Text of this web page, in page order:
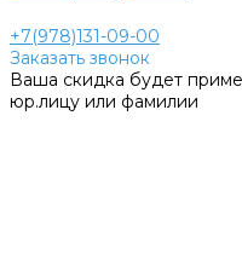
+7(978)131-09-00
Заказать звонок
Ваша скидка будет
юр.лицу или фамилии